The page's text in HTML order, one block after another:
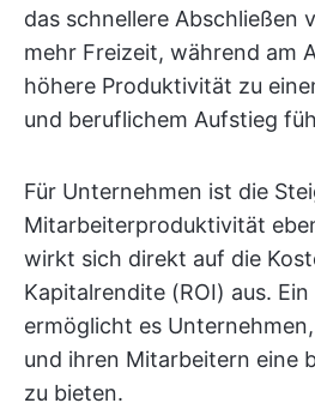
das schnellere Abschließen
mehr Freizeit, während am
höhere Produktivität zu
und beruflichem Aufstieg
Für Unternehmen ist die
Mitarbeiterproduktivität
wirkt sich direkt auf die
Kapitalrendite (ROI) aus.
ermöglicht es
und ihren Mitarbeitern eine
zu bieten.